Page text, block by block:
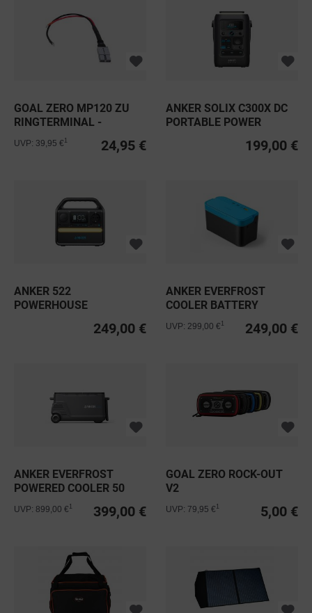
GOAL ZERO MP120 ZU
RINGTERMINAL -
24,95 €
UVP: 39,95 € 1
ANKER SOLIX C300X DC
PORTABLE POWER
199,00 €
ANKER 522
POWERHOUSE
249,00 €
ANKER EVERFROST
COOLER BATTERY
249,00 €
UVP: 299,00 € 1
ANKER EVERFROST
POWERED COOLER 50
399,00 €
UVP: 899,00 € 1
GOAL ZERO ROCK-OUT
V2
5,00 €
UVP: 79,95 € 1